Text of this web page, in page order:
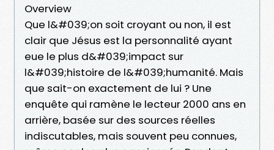
Overview
Que l&#039;on soit croyant ou non, il est
clair que Jésus est la personnalité ayant
eue le plus d&#039;impact sur
l&#039;histoire de l&#039;humanité. Mais
que sait-on exactement de lui ? Une
enquête qui ramène le lecteur 2000 ans en
arrière, basée sur des sources réelles
indiscutables, mais souvent peu connues,